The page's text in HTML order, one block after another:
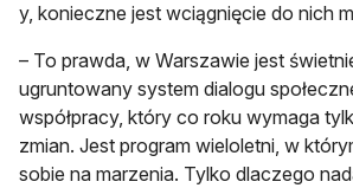
y, konieczne jest wciągnięcie do nich
– To prawda, w Warszawie jest
ugruntowany system dialogu
współpracy, który co roku wymaga
zmian. Jest program wieloletni, w
sobie na marzenia. Tylko dlaczego